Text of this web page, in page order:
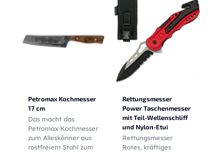
Petromax Kochmesser
17 cm
Das macht das
Petromax Kochmesser
zum Alleskönner aus
rostfreiem Stahl zum
Rettungsmesser
Power Taschenmesser
mit Teil-Wellenschliff
und Nylon-Etui
Rettungsmesser
Rotes, kräftiges